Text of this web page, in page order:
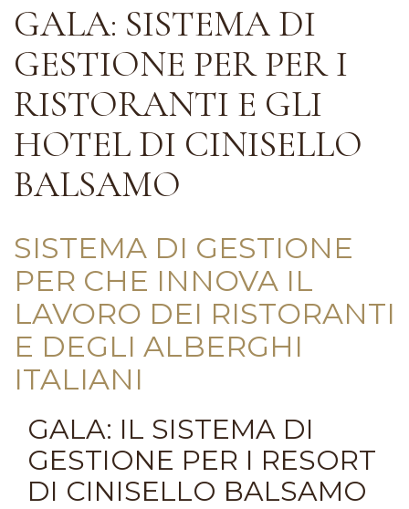
GALA: SISTEMA DI
GESTIONE PER PER I
RISTORANTI E GLI
HOTEL DI CINISELLO
BALSAMO
SISTEMA DI GESTIONE
PER CHE INNOVA IL
LAVORO DEI RISTORANTI
E DEGLI ALBERGHI
ITALIANI
GALA: IL SISTEMA DI
GESTIONE PER I RESORT
DI CINISELLO BALSAMO